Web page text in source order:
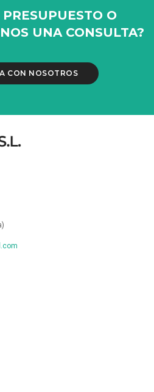
O
UNA CONSULTA?
CON NOSOTROS